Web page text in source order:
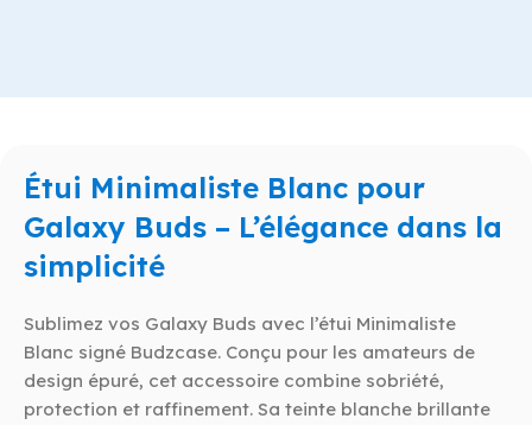
Étui Minimaliste Blanc pour
Galaxy Buds – L’élégance dans la
simplicité
Sublimez vos Galaxy Buds avec l’étui Minimaliste
Blanc signé Budzcase. Conçu pour les amateurs de
design épuré, cet accessoire combine sobriété,
protection et raffinement. Sa teinte blanche brillante